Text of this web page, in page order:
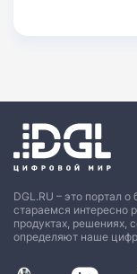
DGL.RU – это портал
стараемся интересно
продуктах, решениях,
определяют наше